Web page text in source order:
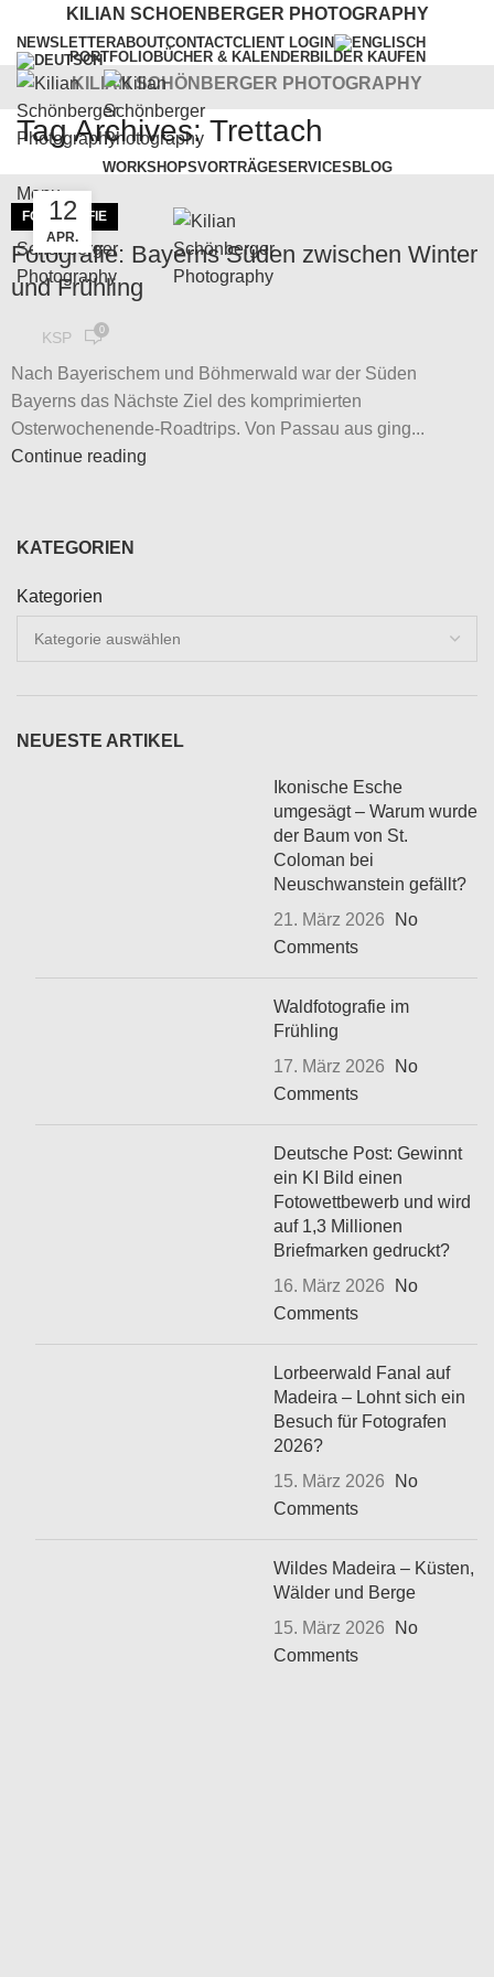
KILIAN SCHOENBERGER PHOTOGRAPHY
NEWSLETTERABOUTCONTACTCLIENT LOGIN
KILIAN SCHÖNBERGER PHOTOGRAPHY
PORTFOLIOBÜCHER & KALENDERBILDER KAUFEN
WORKSHOPSVORTRÄGESERVICES BLOG
Menu
Tag Archives: Trettach
12
APR.
FOTOGRAFIE
Fotografie: Bayerns Süden zwischen Winter
und Frühling
KSP 0
Nach Bayerischem und Böhmerwald war der Süden
Bayerns das Nächste Ziel des komprimierten
Osterwochenende-Roadtrips. Von Passau aus ging...
Continue reading
KATEGORIEN
Kategorien
NEUESTE ARTIKEL
Ikonische Esche
umgesägt – Warum wurde
der Baum von St.
Coloman bei
Neuschwanstein gefällt?
21. März 2026
No
Comments
Waldfotografie im
Frühling
17. März 2026
No
Comments
Deutsche Post: Gewinnt
ein KI Bild einen
Fotowettbewerb und wird
auf 1,3 Millionen
Briefmarken gedruckt?
16. März 2026
No
Comments
Lorbeerwald Fanal auf
Madeira – Lohnt sich ein
Besuch für Fotografen
2026?
15. März 2026
No
Comments
Wildes Madeira – Küsten,
Wälder und Berge
15. März 2026
No
Comments